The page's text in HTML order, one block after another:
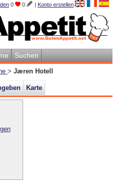
0 0 | Konto erstellen
Suchen
> Jæren Hotell
Karte